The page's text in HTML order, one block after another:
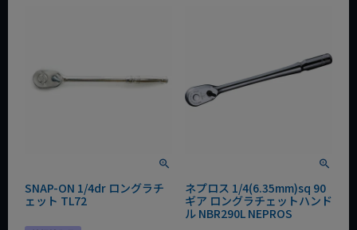
SNAP-ON 1/4dr ロングラチ
ェット TL72
ネプロス 1/4(6.35mm)sq 90
ギア ロングラチェットハンド
ル NBR290L NEPROS